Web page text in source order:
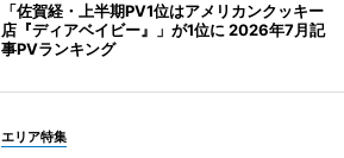
「佐賀経・上半期PV1位はアメリカンクッキー
店『ディアベイビー』」が1位に 2026年7月記
事PVランキング
エリア特集